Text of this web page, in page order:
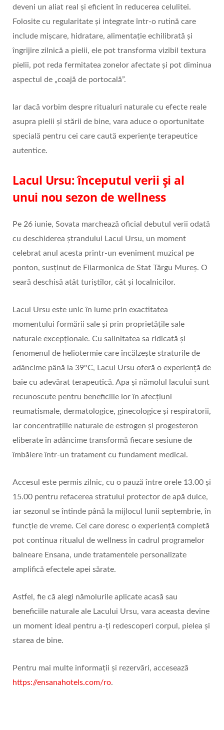
deveni un aliat real și eficient în reducerea celulitei.
Folosite cu regularitate și integrate într‑o rutină care
include mișcare, hidratare, alimentație echilibrată și
îngrijire zilnică a pielii, ele pot transforma vizibil textura
pielii, pot reda fermitatea zonelor afectate și pot diminua
aspectul de „coajă de portocală”.
Iar dacă vorbim despre ritualuri naturale cu efecte reale
asupra pielii și stării de bine, vara aduce o oportunitate
specială pentru cei care caută experiențe terapeutice
autentice.
Lacul Ursu: începutul verii și al
unui nou sezon de wellness
Pe 26 iunie, Sovata marchează oficial debutul verii odată
cu deschiderea ștrandului Lacul Ursu, un moment
celebrat anul acesta printr‑un eveniment muzical pe
ponton, susținut de Filarmonica de Stat Târgu Mureș. O
seară deschisă atât turiștilor, cât și localnicilor.
Lacul Ursu este unic în lume prin exactitatea
momentului formării sale și prin proprietățile sale
naturale excepționale. Cu salinitatea sa ridicată și
fenomenul de heliotermie care încălzește straturile de
adâncime până la 39°C, Lacul Ursu oferă o experiență de
baie cu adevărat terapeutică. Apa și nămolul lacului sunt
recunoscute pentru beneficiile lor în afecțiuni
reumatismale, dermatologice, ginecologice și respiratorii,
iar concentrațiile naturale de estrogen și progesteron
eliberate în adâncime transformă fiecare sesiune de
îmbăiere într-un tratament cu fundament medical.
Accesul este permis zilnic, cu o pauză între orele 13.00 și
15.00 pentru refacerea stratului protector de apă dulce,
iar sezonul se întinde până la mijlocul lunii septembrie, în
funcție de vreme. Cei care doresc o experiență completă
pot continua ritualul de wellness în cadrul programelor
balneare Ensana, unde tratamentele personalizate
amplifică efectele apei sărate.
Astfel, fie că alegi nămolurile aplicate acasă sau
beneficiile naturale ale Lacului Ursu, vara aceasta devine
un moment ideal pentru a‑ți redescoperi corpul, pielea și
starea de bine.
Pentru mai multe informații și rezervări, accesează
https://ensanahotels.com/ro.